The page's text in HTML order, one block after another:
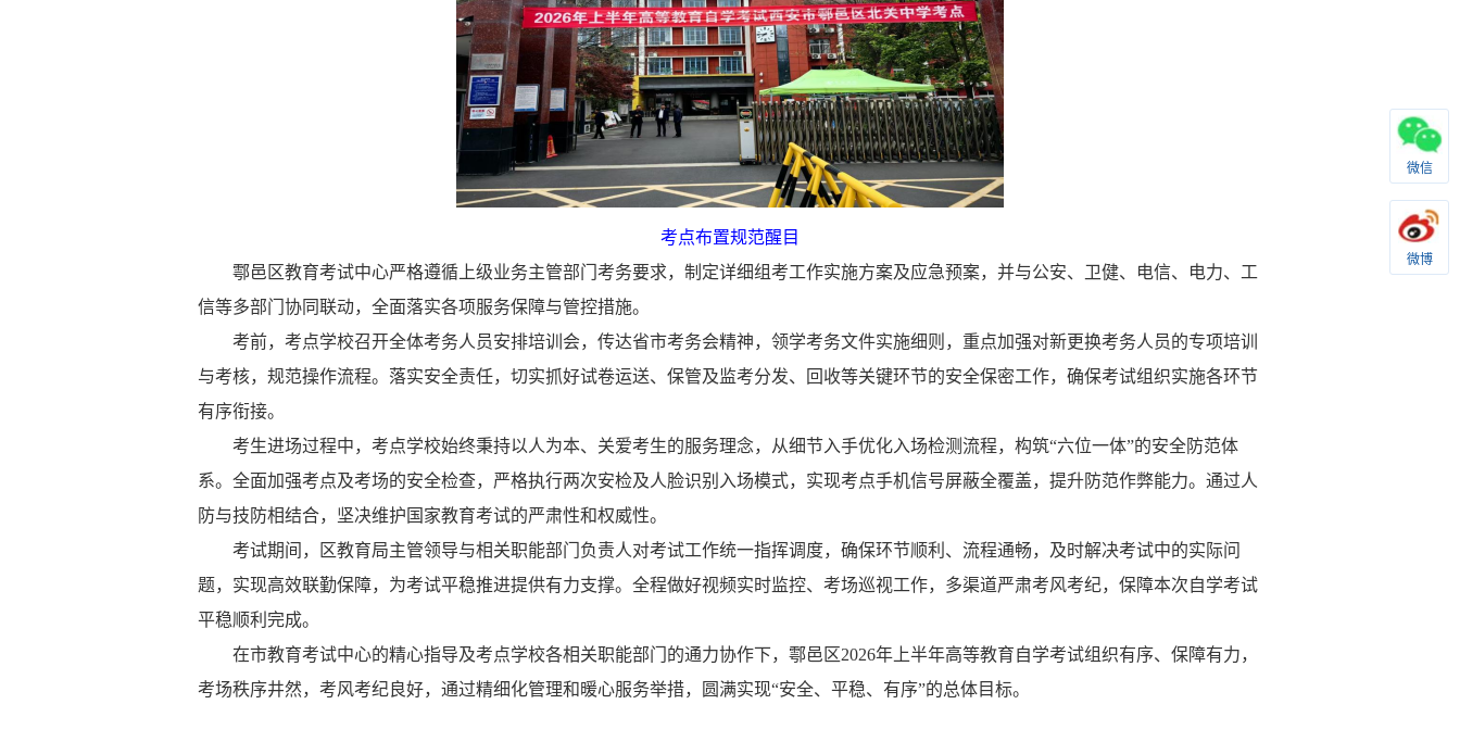
考点布置规范醒目
鄠邑区教育考试中心严格遵循上级业务主管部门 考务要求，制定详细组考工作实施方案及应急预案， 并与公安、卫健、电信、电力、工
信等多部门协同联动，全面落实各项服务保障与管控措施。
考前，考点学校召开全体考务人员安排培训会，传达省市考务会精神，领学考务文件实施细则，重点加强对新更换考务人员的专项培训
与考核，规范操作流程。落实安全责任，切实抓好试卷运送、保管及监考分发、回收等关键环节的安全保密工作，确保考试组织实施各环节
有序衔接。
考生进场过程中，考点学校始终秉持以人为本、关爱考生的服务理念，从细节入手优化入场检测流程，构筑“六位一体”的安全防范体
系。全面加强考点及考场的安全检查，严格执行两次安检及人脸识别入场模式，实现考点手机信号屏蔽全覆盖，提升防范作弊能力。通过人
防与技防相结合，坚决维护国家教育考试的严肃性和权威性。
考试期间，
区教育局主管领导与相关职能部门负责人对考试工作统一指挥调度，确保环节顺利、流程通畅，及时解决考试中的实际问
题，实现高效联勤保障，为考试平稳推进提供有力支撑。 全程做好视频实时监控、考场巡视工作，多渠道严肃考风考纪，保障本次自学考试
平稳顺利完成。
在市教育考试中心的精心指导及考点学校各相关职能部门的通力协作下， 鄠邑区2026年 上半年高等教育自学考试组织有序、保障有力，
考场秩序井然，考风考纪良好，通过精细化管理和暖心服务举措，圆满实现“安全、平稳、有序”的总体目标。
微信
微博